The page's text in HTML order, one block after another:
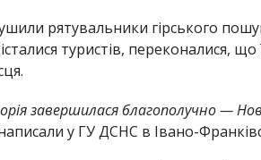
рятувальники гірського
туристів, переконалися,
завершилася благополучно —
у ГУ ДСНС в Івано-